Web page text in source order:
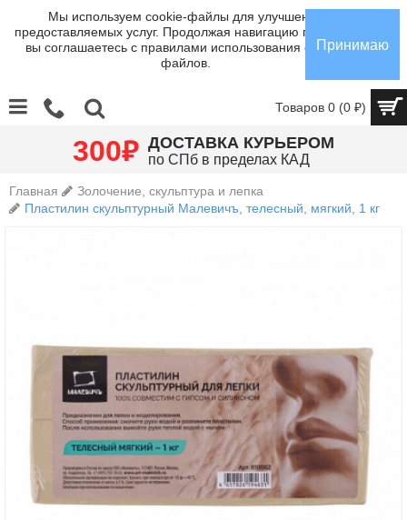
Мы используем cookie-файлы для улучшения
предоставляемых услуг. Продолжая навигацию по сайту,
вы соглашаетесь с правилами использования cookie-
файлов.
Принимаю
Товаров 0 (0 ₽)
300₽ ДОСТАВКА КУРЬЕРОМ
по СПб в пределах КАД
Главная
Золочение, скульптура и лепка
Пластилин скульптурный Малевичъ, телесный, мягкий, 1 кг